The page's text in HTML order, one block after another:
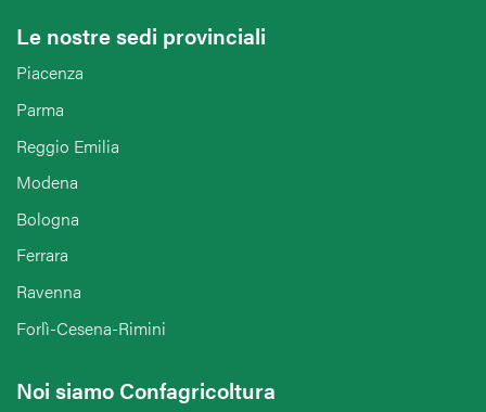
Le nostre sedi provinciali
Piacenza
Parma
Reggio Emilia
Modena
Bologna
Ferrara
Ravenna
Forlì-Cesena-Rimini
Noi siamo Confagricoltura